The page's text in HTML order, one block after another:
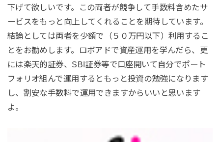
下げて欲しいです。この両者が競争して手数料含めたサ
ービスをもっと向上してくれることを期待しています。
結論としては両者を少額で（５０万円以下）利用するこ
とをお勧めします。ロボアドで資産運用を学んだら、更
には楽天的証券、SBI証券等で口座開いて自分でポート
フォリオ組んで運用するともっと投資の勉強になります
し、割安な手数料で運用できますからいいと思います
よ。